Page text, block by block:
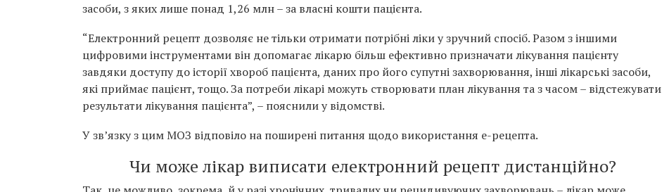
засоби, з яких лише понад 1,26 млн – за власні кошти пацієнта.
“Електронний рецепт дозволяє не тільки отримати потрібні ліки у зручний спосіб. Разом з іншими
цифровими інструментами він допомагає лікарю більш ефективно призначати лікування пацієнту
завдяки доступу до історії хвороб пацієнта, даних про його супутні захворювання, інші лікарські засоби,
які приймає пацієнт, тощо. За потреби лікарі можуть створювати план лікування та з часом – відстежувати
результати лікування пацієнта”, – пояснили у відомстві.
У зв’язку з цим МОЗ відповіло на поширені питання щодо використання е-рецепта.
Чи може лікар виписати електронний рецепт дистанційно?